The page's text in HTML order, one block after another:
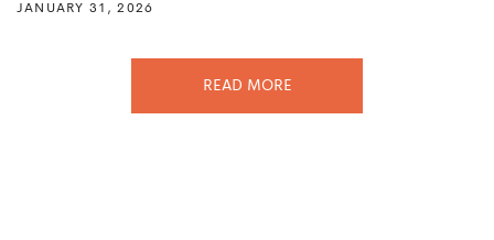
JANUARY 31, 2026
READ MORE